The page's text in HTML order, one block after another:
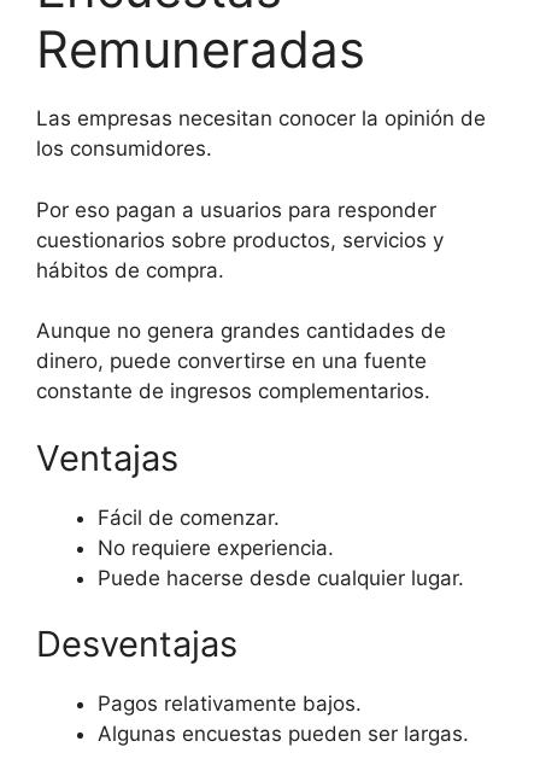
Remuneradas
Las empresas necesitan conocer la opinión de
los consumidores.
Por eso pagan a usuarios para responder
cuestionarios sobre productos, servicios y
hábitos de compra.
Aunque no genera grandes cantidades de
dinero, puede convertirse en una fuente
constante de ingresos complementarios.
Ventajas
Fácil de comenzar.
No requiere experiencia.
Puede hacerse desde cualquier lugar.
Desventajas
Pagos relativamente bajos.
Algunas encuestas pueden ser largas.